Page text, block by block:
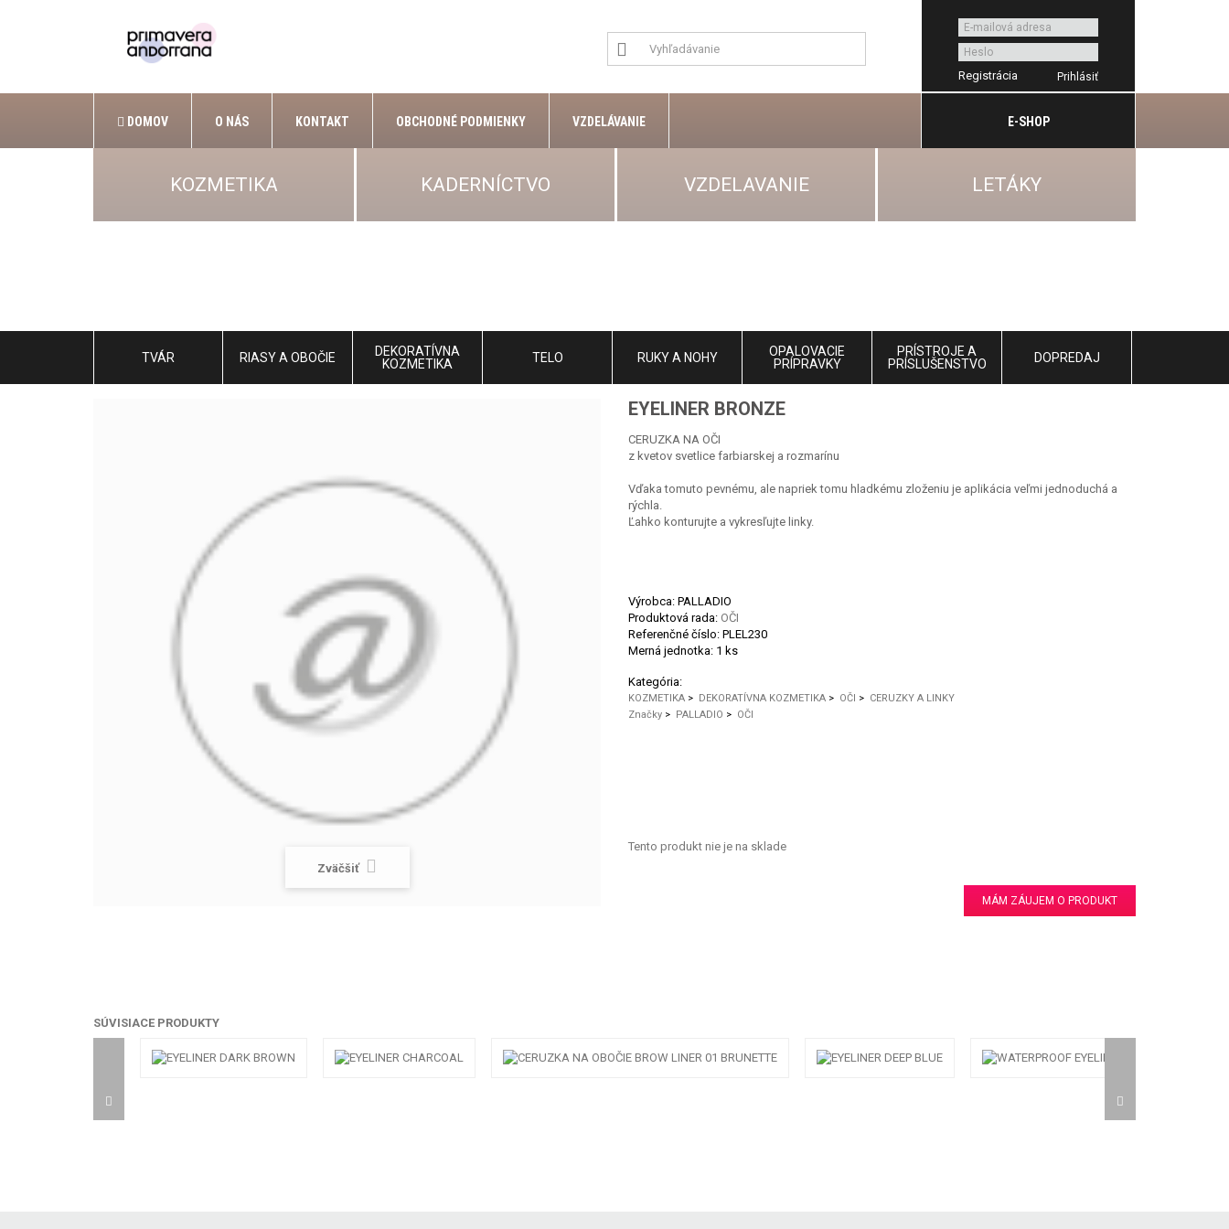
Registrácia
DOMOV O NÁS KONTAKT OBCHODNÉ PODMIENKY VZDELÁVANIE E-SHOP
KOZMETIKA KADERNÍCTVO VZDELAVANIE LETÁKY
TVÁR RIASY A OBOČIE
DEKORATÍVNA
KOZMETIKA
TELO RUKY A NOHY
OPALOVACIE
PRÍPRAVKY
PRÍSTROJE A
PRÍSLUŠENSTVO
DOPREDAJ
Zväčšiť
EYELINER BRONZE
CERUZKA NA OČI
z kvetov svetlice farbiarskej a rozmarínu
Vďaka tomuto pevnému, ale napriek tomu hladkému zloženiu je aplikácia veľmi jednoduchá a
rýchla.
Ľahko konturujte a vykresľujte linky.
Výrobca: PALLADIO
Produktová rada: OČI
Referenčné číslo: PLEL230
Merná jednotka: 1 ks
Kategória:
KOZMETIKA > DEKORATÍVNA KOZMETIKA > OČI > CERUZKY A LINKY
Značky > PALLADIO > OČI
Tento produkt nie je na sklade
MÁM ZÁUJEM O PRODUKT
SÚVISIACE PRODUKTY